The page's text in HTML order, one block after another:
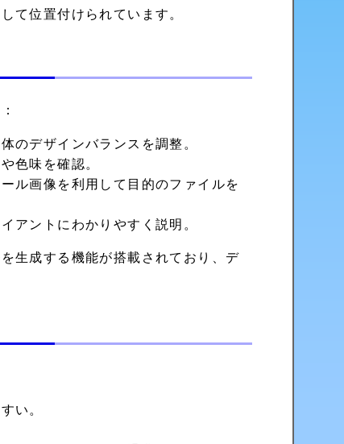
て位置付けられています。
のデザインバランスを調整。
色味を確認。
ル画像を利用して目的のファイルを
アントにわかりやすく説明。
生成する機能が搭載されており、デ
い。